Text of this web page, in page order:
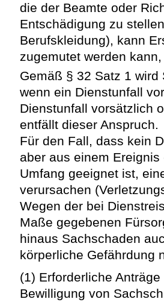
die der Beamte oder
Entschädigung zu
Berufskleidung), kann
zugemutet werden
Gemäß § 32 Satz 1
wenn ein Dienstunfall
Dienstunfall vorsätzlich
entfällt dieser Anspruch.
Für den Fall, dass kein
aber aus einem
Umfang geeignet ist,
verursachen
Wegen der bei
Maße gegebenen
hinaus Sachschaden
körperliche Gefährdung
(1) Erforderliche
Bewilligung von